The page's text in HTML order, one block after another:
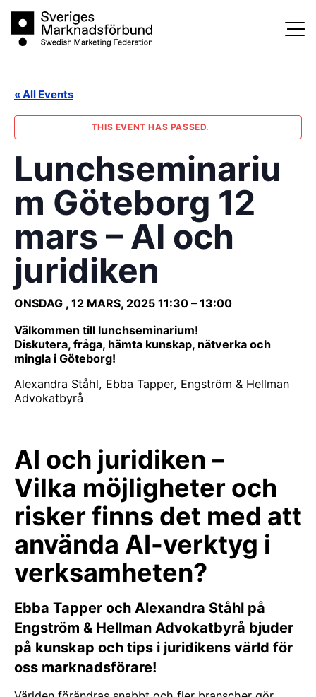
content
Sveriges Marknadsförbund
« All Events
THIS EVENT HAS PASSED.
Lunchseminariu
m Göteborg 12
mars – AI och
juridiken
ONSDAG , 12 MARS, 2025 11:30 – 13:00
Välkommen till lunchseminarium!
Diskutera, fråga, hämta kunskap, nätverka och
mingla i Göteborg!
Alexandra Ståhl, Ebba Tapper, Engström & Hellman
Advokatbyrå
AI och juridiken –
Vilka möjligheter och
risker finns det med att
använda AI-verktyg i
verksamheten?
Ebba Tapper och Alexandra Ståhl på
Engström & Hellman Advokatbyrå bjuder
på kunskap och tips i juridikens värld för
oss marknadsförare!